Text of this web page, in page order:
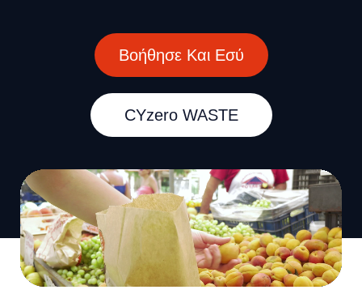
Βοήθησε Και Εσύ
CYzero WASTE